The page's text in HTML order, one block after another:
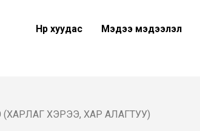
Нүүр хуудас Мэдээ мэдээлэл
ХЭРЭЭ, ХАР АЛАГТУУ)